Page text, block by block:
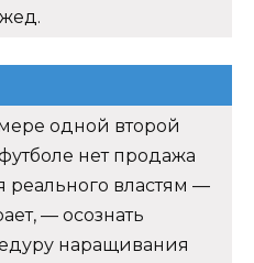
одной второй
нет продажа
реального властям —
— осознать
наращивания